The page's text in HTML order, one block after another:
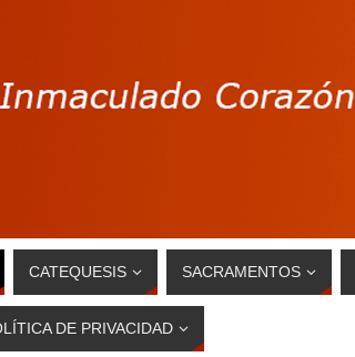
CATEQUESIS SACRAMENTOS
DE PRIVACIDAD